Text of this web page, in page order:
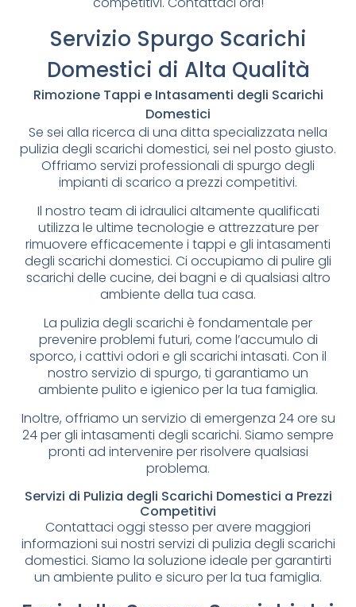
Servizio Spurgo Scarichi
Domestici di Alta Qualità
Rimozione Tappi e Intasamenti degli Scarichi
Domestici
Se sei alla ricerca di una ditta specializzata nella
pulizia degli scarichi domestici, sei nel posto giusto.
Offriamo servizi professionali di spurgo degli
impianti di scarico a prezzi competitivi.
Il nostro team di idraulici altamente qualificati
utilizza le ultime tecnologie e attrezzature per
rimuovere efficacemente i tappi e gli intasamenti
degli scarichi domestici. Ci occupiamo di pulire gli
scarichi delle cucine, dei bagni e di qualsiasi altro
ambiente della tua casa.
La pulizia degli scarichi è fondamentale per
prevenire problemi futuri, come l’accumulo di
sporco, i cattivi odori e gli scarichi intasati. Con il
nostro servizio di spurgo, ti garantiamo un
ambiente pulito e igienico per la tua famiglia.
Inoltre, offriamo un servizio di emergenza 24 ore su
24 per gli intasamenti degli scarichi. Siamo sempre
pronti ad intervenire per risolvere qualsiasi
problema.
Servizi di Pulizia degli Scarichi Domestici a Prezzi
Competitivi
Contattaci oggi stesso per avere maggiori
informazioni sui nostri servizi di pulizia degli scarichi
domestici. Siamo la soluzione ideale per garantirti
un ambiente pulito e sicuro per la tua famiglia.